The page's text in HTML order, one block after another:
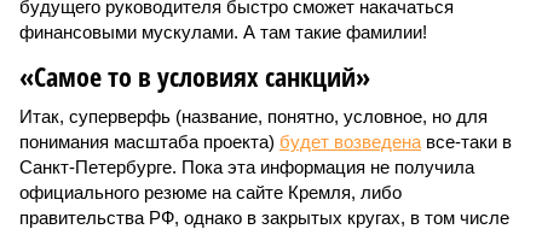
будущего руководителя быстро сможет накачаться
финансовыми мускулами. А там такие фамилии!
«Самое то в условиях санкций»
Итак, суперверфь (название, понятно, условное, но для
понимания масштаба проекта) будет возведена все-таки в
Санкт-Петербурге. Пока эта информация не получила
официального резюме на сайте Кремля, либо
правительства РФ, однако в закрытых кругах, в том числе